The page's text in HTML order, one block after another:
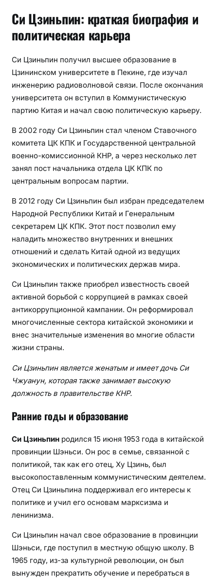
Си Цзиньпин: краткая биография и
политическая карьера
Си Цзиньпин получил высшее образование в
Цзининском университете в Пекине, где изучал
инженерию радиоволновой связи. После окончания
университета он вступил в Коммунистическую
партию Китая и начал свою политическую карьеру.
В 2002 году Си Цзиньпин стал членом Ставочного
комитета ЦК КПК и Государственной центральной
военно-комиссионной КНР, а через несколько лет
занял пост начальника отдела ЦК КПК по
центральным вопросам партии.
В 2012 году Си Цзиньпин был избран председателем
Народной Республики Китай и Генеральным
секретарем ЦК КПК. Этот пост позволил ему
наладить множество внутренних и внешних
отношений и сделать Китай одной из ведущих
экономических и политических держав мира.
Си Цзиньпин также приобрел известность своей
активной борьбой с коррупцией в рамках своей
антикоррупционной кампании. Он реформировал
многочисленные сектора китайской экономики и
внес значительные изменения во многие области
жизни страны.
Си Цзиньпин является женатым и имеет дочь Си
Чжуанун, которая также занимает высокую
должность в правительстве КНР.
Ранние годы и образование
Си Цзиньпин родился 15 июня 1953 года в китайской
провинции Шэньси. Он рос в семье, связанной с
политикой, так как его отец, Ху Цзинь, был
высокопоставленным коммунистическим деятелем.
Отец Си Цзиньпина поддерживал его интересы к
политике и учил его основам марксизма и
ленинизма.
Си Цзиньпин начал свое образование в провинции
Шэньси, где поступил в местную общую школу. В
1965 году, из-за культурной революции, он был
вынужден прекратить обучение и перебраться в